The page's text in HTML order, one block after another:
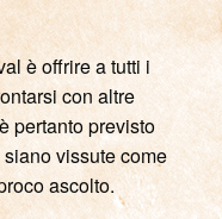
è offrire a tutti i
con altre
pertanto previsto
vissute come
ascolto.